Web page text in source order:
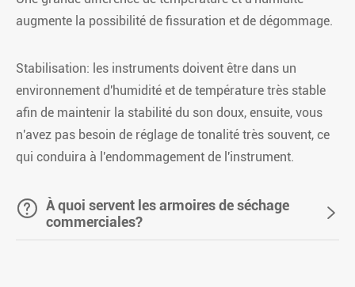
augmente la possibilité de fissuration et de dégommage.
Stabilisation: les instruments doivent être dans un
environnement d'humidité et de température très stable
afin de maintenir la stabilité du son doux, ensuite, vous
n'avez pas besoin de réglage de tonalité très souvent, ce
qui conduira à l'endommagement de l'instrument.
 À quoi servent les armoires de séchage
commerciales?
